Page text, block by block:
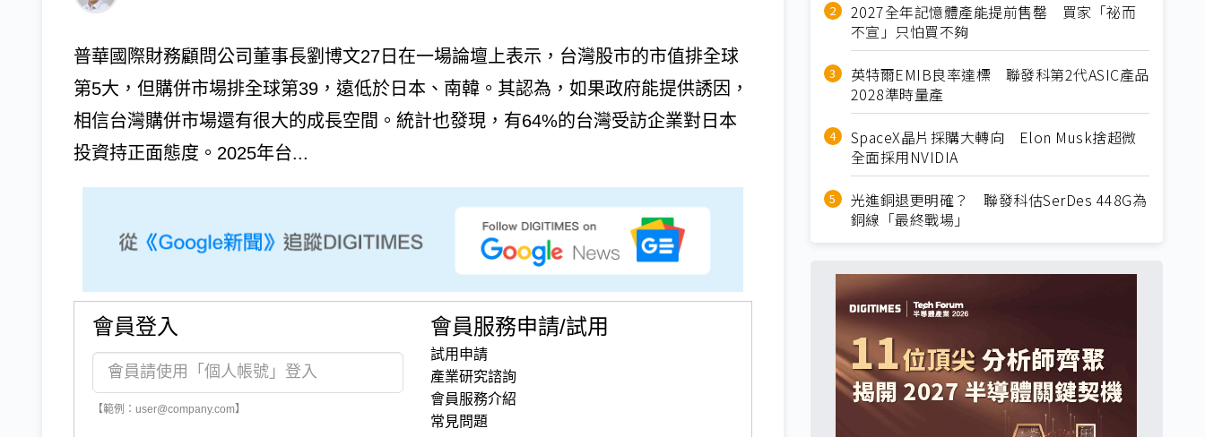
普華國際財務顧問公司董事長劉博文27日在一場論壇上表示，台灣股市的市值排全球
第5大，但購併市場排全球第39，遠低於日本、南韓。其認為，如果政府能提供誘因，
相信台灣購併市場還有很大的成長空間。統計也發現，有64%的台灣受訪企業對日本
投資持正面態度。2025年台...
會員登入
【範例：user@company.com】
會員服務申請/試用
試用申請
產業研究諮詢
會員服務介紹
常見問題
2027全年記憶體產能提前售罄 買家「祕而
不宣」只怕買不夠
英特爾EMIB良率達標 聯發科第2代ASIC產品
2028準時量產
SpaceX晶片採購大轉向 Elon Musk捨超微
全面採用NVIDIA
光進銅退更明確？ 聯發科估SerDes 448G為
銅線「最終戰場」